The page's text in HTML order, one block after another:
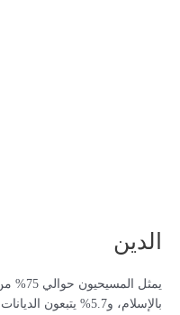
الدين
بالإسلام، و5.7%